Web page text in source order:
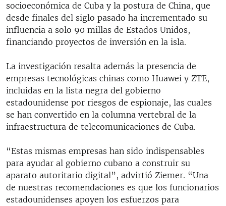
socioeconómica de Cuba y la postura de China, que
desde finales del siglo pasado ha incrementado su
influencia a solo 90 millas de Estados Unidos,
financiando proyectos de inversión en la isla.
La investigación resalta además la presencia de
empresas tecnológicas chinas como Huawei y ZTE,
incluidas en la lista negra del gobierno
estadounidense por riesgos de espionaje, las cuales
se han convertido en la columna vertebral de la
infraestructura de telecomunicaciones de Cuba.
“Estas mismas empresas han sido indispensables
para ayudar al gobierno cubano a construir su
aparato autoritario digital”, advirtió Ziemer. “Una
de nuestras recomendaciones es que los funcionarios
estadounidenses apoyen los esfuerzos para